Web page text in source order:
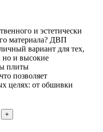
и эстетически
материала? ДВП
вариант для тех,
но и высокие
плиты
позволяет
целях: от обшивки
+